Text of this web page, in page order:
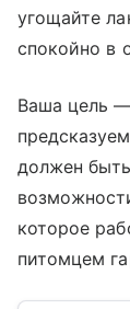
угощайте
спокойно в
Ваша цель —
должен
которое
питомцем